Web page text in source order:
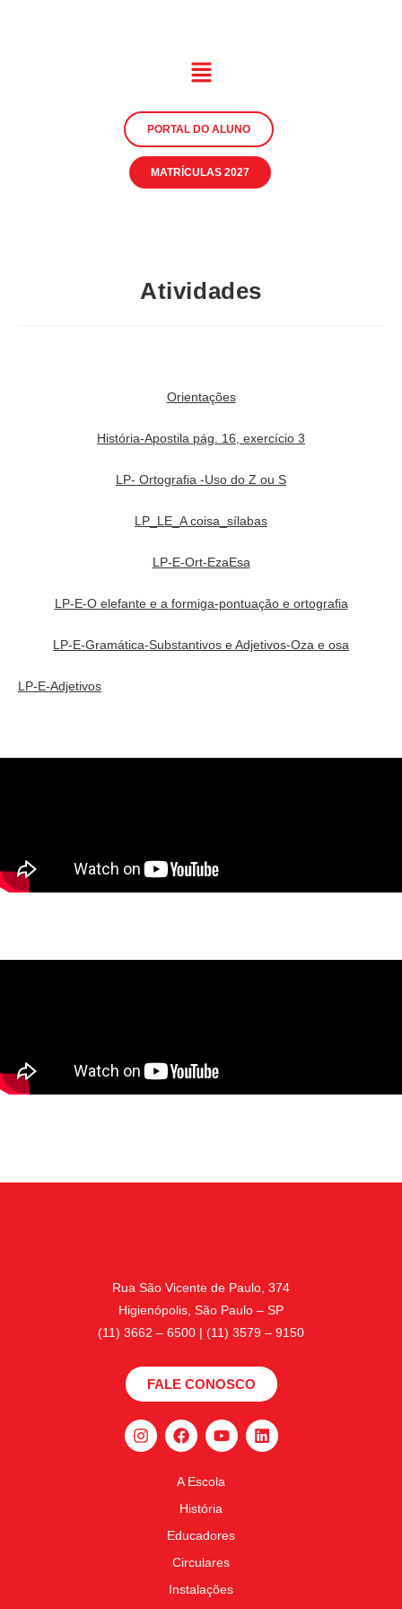
PORTAL DO ALUNO
MATRÍCULAS 2027
Atividades
Orientações
História-Apostila pág. 16, exercício 3
LP- Ortografia -Uso do Z ou S
LP_LE_A coisa_sílabas
LP-E-Ort-EzaEsa
LP-E-O elefante e a formiga-pontuação e ortografia
LP-E-Gramática-Substantivos e Adjetivos-Oza e osa
LP-E-Adjetivos
Rua São Vicente de Paulo, 374
Higienópolis, São Paulo – SP
(11) 3662 – 6500 | (11) 3579 – 9150
FALE CONOSCO
A Escola
História
Educadores
Circulares
Instalações